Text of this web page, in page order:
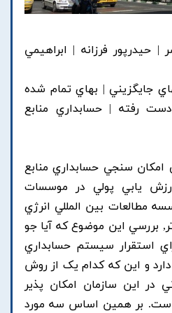
| حيدرپور فرزانه | ابراهيمي
جايگزيني | بهاي تمام شده
رفته | حسابداري منابع
سنجي حسابداري منابع
يابي پولي در موسسات
مطالعات بين المللي انرژي
بررسي اين موضوع که آيا جو
استقرار سيستم حسابداري
دارد و اين که کدام يک از روش
در اين سازمان امکان پذير
بر همين اساس سه مورد